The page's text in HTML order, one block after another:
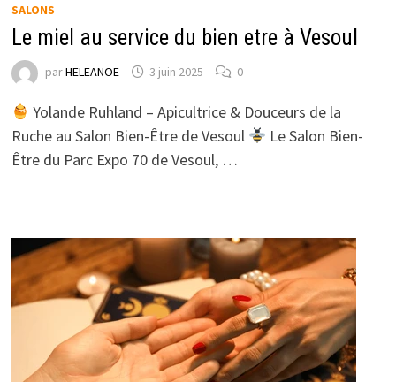
SALONS
Le miel au service du bien etre à Vesoul
parHELEANOE 3 juin 2025 0
Yolande Ruhland – Apicultrice & Douceurs de la
Ruche au Salon Bien-Être de Vesoul
Le Salon Bien-
Être du Parc Expo 70 de Vesoul, …